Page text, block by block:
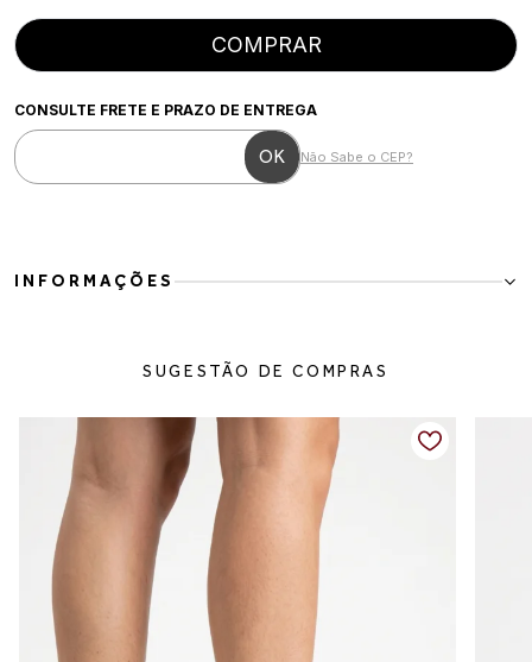
COMPRAR
CONSULTE FRETE E PRAZO DE ENTREGA
Não Sabe o CEP?
INFORMAÇÕES
ajustável e salto taça médio de 5 cm, que garantem conforto e
elegante, ideal para o dia a dia, trabalho ou ocasiões casuais.
Detalhes do produto
Material:
Nude
Altura do salto: 5 cm (salto taça médio)
SUGESTÃO DE COMPRAS